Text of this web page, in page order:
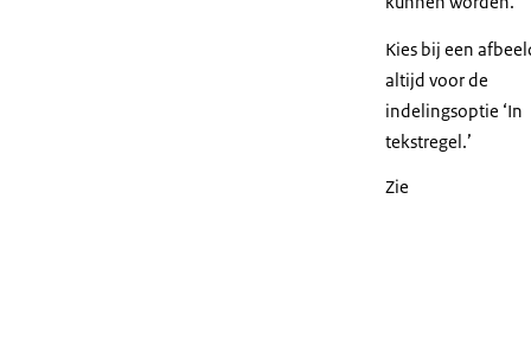
Kies bij een
altijd voor de
indelingsoptie ‘In
tekstregel.’
Zie